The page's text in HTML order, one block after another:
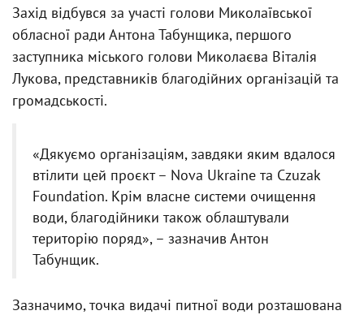
Захід відбувся за участі голови Миколаївської
обласної ради Антона Табунщика, першого
заступника міського голови Миколаєва Віталія
Лукова, представників благодійних організацій та
громадськості.
«Дякуємо організаціям, завдяки яким вдалося
втілити цей проєкт – Nova Ukraine та Czuzak
Foundation. Крім власне системи очищення
води, благодійники також облаштували
територію поряд», – зазначив Антон
Табунщик.
Зазначимо, точка видачі питної води розташована